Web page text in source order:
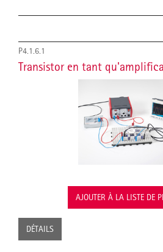
P4.1.6.1
Transistor en tant
AJOUTER À LA LISTE DE
DÉTAILS